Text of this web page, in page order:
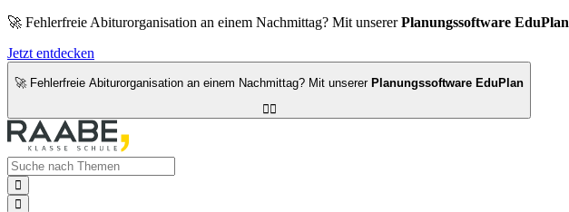
🚀 Fehlerfreie Abiturorganisation an einem Nachmittag? Mit unsererPlanungssoftware EduPlan
Jetzt entdecken
🚀 Fehlerfreie Abiturorganisation an einem Nachmittag? Mit unserer Planungssoftware EduPlan


